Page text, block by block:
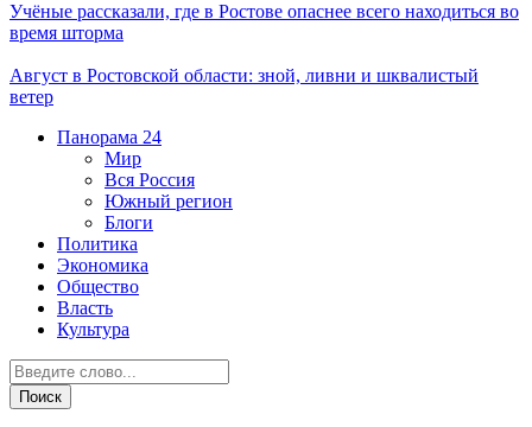
Учёные рассказали, где в Ростове опаснее всего находиться во
время шторма
Август в Ростовской области: зной, ливни и шквалистый
ветер
Панорама 24
Мир
Вся Россия
Южный регион
Блоги
Политика
Экономика
Общество
Власть
Культура